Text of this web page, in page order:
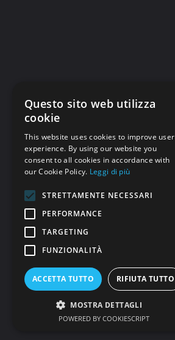
Questo sito web utilizza
cookie
This website uses cookies to improve user
experience. By using our website you
consent to all cookies in accordance with
our Cookie Policy. Leggi di più
STRETTAMENTE NECESSARI
PERFORMANCE
TARGETING
FUNZIONALITÀ
ACCETTA TUTTO RIFIUTA TUTTO
MOSTRA DETTAGLI
POWERED BY COOKIESCRIPT